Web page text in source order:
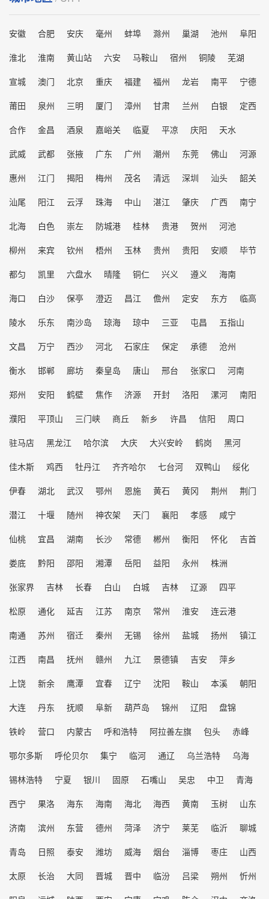
安徽 合肥 安庆 毫州 蚌埠 滁州 巢湖 池州
阜阳
淮北
淮南 黄山站 六安 马鞍山 宿州 铜陵
芜湖
宣城
澳门 北京 重庆 福建 福州 龙岩 南平
宁德
莆田
泉州 三明 厦门 漳州 甘肃 兰州 白银
定西
合作
金昌 酒泉 嘉峪关 临夏 平凉 庆阳
天水
武威
武都 张掖 广东 广州 潮州 东莞 佛山
河源
惠州
江门 揭阳 梅州 茂名 清远 深圳 汕头
韶关
汕尾
阳江 云浮 珠海 中山 湛江 肇庆 广西
南宁
北海
白色 崇左 防城港 桂林 贵港 贺州
河池
柳州
来宾 钦州 梧州 玉林 贵州 贵阳 安顺
毕节
都匀
凯里 六盘水 晴隆 铜仁 兴义 遵义
海南
海口
白沙 保亭 澄迈 昌江 儋州 定安 东方
临高
陵水
乐东 南沙岛 琼海 琼中 三亚 屯昌
五指山
文昌
万宁 西沙 河北 石家庄 保定 承德
沧州
衡水
邯郸 廊坊 秦皇岛 唐山 邢台 张家口
河南
郑州
安阳 鹤壁 焦作 济源 开封 洛阳 漯河
南阳
濮阳
平顶山 三门峡 商丘 新乡 许昌 信阳
周口
驻马店
黑龙江 哈尔滨 大庆 大兴安岭 鹤岗
黑河
佳木斯
鸡西 牡丹江 齐齐哈尔 七台河 双鸭山
绥化
伊春
湖北 武汉 鄂州 恩施 黄石 黄冈 荆州
荆门
潜江
十堰 随州 神农架 天门 襄阳 孝感
咸宁
仙桃
宜昌 湖南 长沙 常德 郴州 衡阳 怀化
吉首
娄底
黔阳 邵阳 湘潭 岳阳 益阳 永州
株洲
张家界
吉林 长春 白山 白城 吉林 辽源
四平
松原
通化 延吉 江苏 南京 常州 淮安
连云港
南通
苏州 宿迁 秦州 无锡 徐州 盐城 扬州
镇江
江西
南昌 抚州 赣州 九江 景德镇 吉安
萍乡
上饶
新余 鹰潭 宜春 辽宁 沈阳 鞍山 本溪
朝阳
大连
丹东 抚顺 阜新 葫芦岛 锦州 辽阳
盘锦
铁岭
营口 内蒙古 呼和浩特 阿拉善左旗 包头
赤峰
鄂尔多斯
呼伦贝尔 集宁 临河 通辽 乌兰浩特
乌海
锡林浩特
宁夏 银川 固原 石嘴山 吴忠 中卫
青海
西宁
果洛 海东 海南 海北 海西 黄南 玉树
山东
济南
滨州 东营 德州 菏泽 济宁 莱芜 临沂
聊城
青岛
日照 泰安 潍坊 威海 烟台 淄博 枣庄
山西
太原
长治 大同 晋城 晋中 临汾 吕梁 朔州
忻州